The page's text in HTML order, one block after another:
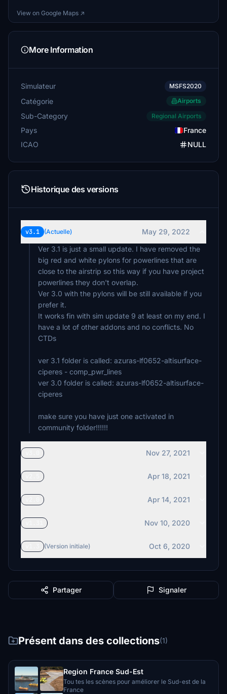
View on Google Maps ↗
More Information
Simulateur MSFS2020
Catégorie Airports
Sub-Category Regional Airports
Pays
France
ICAO
NULL
Historique des versions
v3.1 (Actuelle)
May 29, 2022
Ver 3.1 is just a small update. I have removed the
big red and white pylons for powerlines that are
close to the airstrip so this way if you have project
powerlines they don't overlap.
Ver 3.0 with the pylons will be still available if you
prefer it.
It works fin with sim update 9 at least on my end. I
have a lot of other addons and no conflicts. No
CTDs
ver 3.1 folder is called: azuras-lf0652-altisurface-
ciperes - comp_pwr_lines
ver 3.0 folder is called: azuras-lf0652-altisurface-
ciperes
make sure you have just one activated in
community folder!!!!!!
Nov 27, 2021
Apr 18, 2021
Apr 14, 2021
Nov 10, 2020
(Version initiale) Oct 6, 2020
Partager Signaler
Présent dans des collections(1)
Region France Sud-Est
Tou tes les scènes pour améliorer le Sud-est de la
France